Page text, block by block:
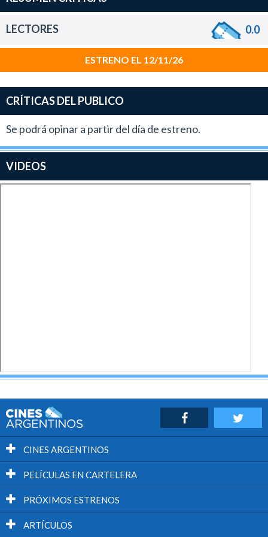
LECTORES 0.0
ESTRENO EL 12/11/26
CRÍTICAS DEL PUBLICO
Se podrá opinar a partir del día de estreno.
VIDEOS
CINES ARGENTINOS
PELÍCULAS EN CARTELERA
PRÓXIMOS ESTRENOS
ARTÍCULOS